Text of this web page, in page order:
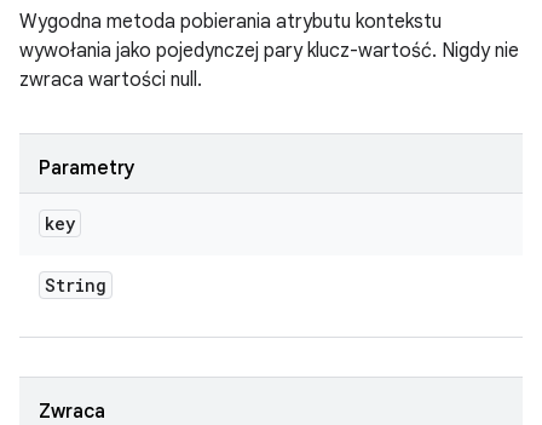
Wygodna metoda pobierania atrybutu kontekstu
wywołania jako pojedynczej pary klucz-wartość. Nigdy nie
zwraca wartości null.
Parametry
key
String
Zwraca